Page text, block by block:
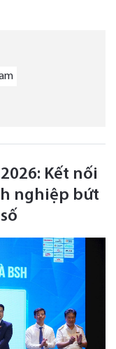
Kết nối
nghiệp bứt